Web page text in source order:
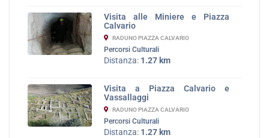
Visita alle Miniere e Piazza
Calvario
RADUNO PIAZZA CALVARIO
Percorsi Culturali
Distanza: 1.27 km
Visita a Piazza Calvario e
Vassallaggi
RADUNO PIAZZA CALVARIO
Percorsi Culturali
Distanza: 1.27 km